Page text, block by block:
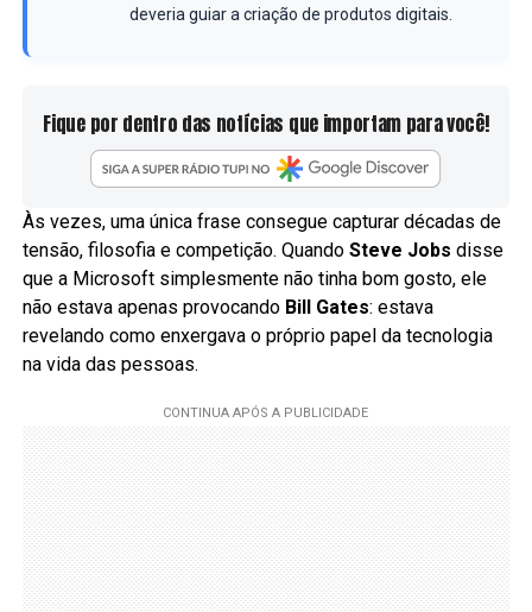
deveria guiar a criação de produtos digitais.
Fique por dentro das notícias que importam para você!
Às vezes, uma única frase consegue capturar décadas de
tensão, filosofia e competição. Quando Steve Jobs disse
que a Microsoft simplesmente não tinha bom gosto, ele
não estava apenas provocando Bill Gates: estava
revelando como enxergava o próprio papel da tecnologia
na vida das pessoas.